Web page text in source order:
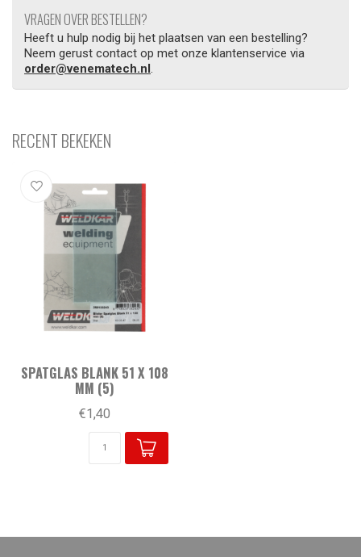
VRAGEN OVER BESTELLEN?
Heeft u hulp nodig bij het plaatsen van een bestelling?
Neem gerust contact op met onze klantenservice via
order@venematech.nl.
RECENT BEKEKEN
SPATGLAS BLANK 51 X 108
MM (5)
€1,40